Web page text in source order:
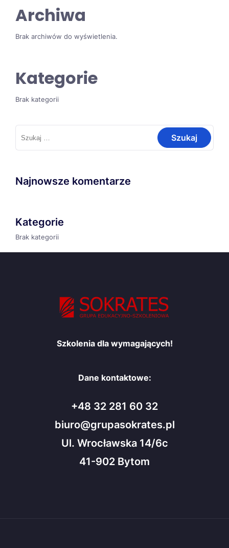
Archiwa
Brak archiwów do wyświetlenia.
Kategorie
Brak kategorii
Szukaj:
Najnowsze komentarze
Kategorie
Brak kategorii
Szkolenia dla wymagających!
Dane kontaktowe:
+48 32 281 60 32
biuro@grupasokrates.pl
Ul. Wrocławska 14/6c
41-902 Bytom